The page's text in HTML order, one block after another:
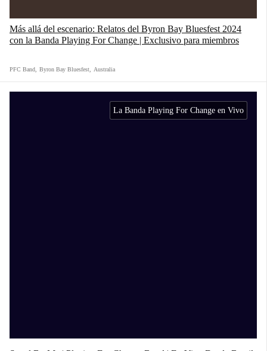
Más allá del escenario: Relatos del Byron Bay Bluesfest 2024
con la Banda Playing For Change | Exclusivo para miembros
PFC Band Byron Bay Bluesfest Australia
La Banda Playing For Change en Vivo